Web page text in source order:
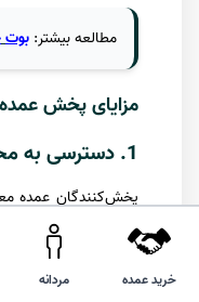
مطالعهبیشتر: بوت
مزایای پخش
1. دسترسی به محصولات متنوع
پخش‌کنندگان عمده
می‌کنند و می‌توانند
طرح‌های مختلف
فروشگاه‌ها کمکخرید عمده مردانه